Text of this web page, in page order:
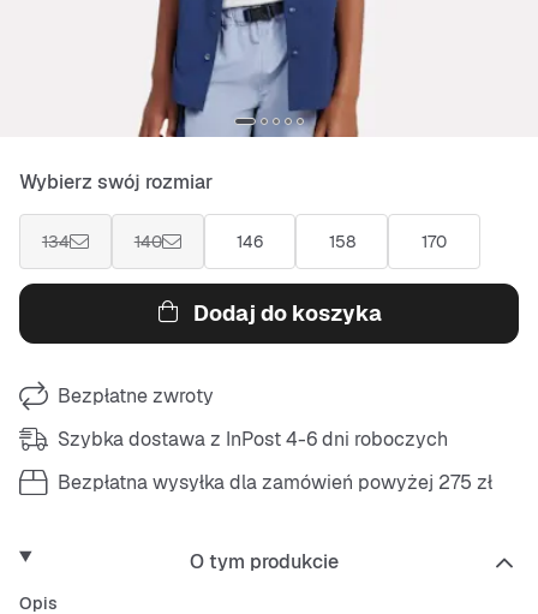
Wybierz swój rozmiar
134 140 146 158 170
Dodaj do koszyka
Bezpłatne zwroty
Szybka dostawa z InPost 4-6 dni roboczych
Bezpłatna wysyłka dla zamówień powyżej 275 zł
O tym produkcie
Opis